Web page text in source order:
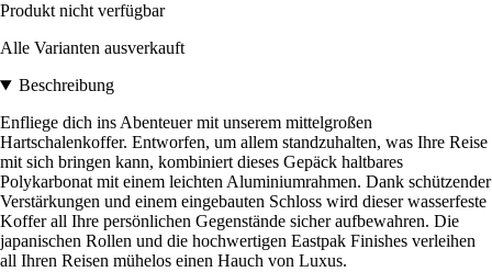
Produkt nicht verfügbar
Alle Varianten ausverkauft
Beschreibung
Enfliege dich ins Abenteuer mit unserem mittelgroßen
Hartschalenkoffer. Entworfen, um allem standzuhalten, was Ihre Reise
mit sich bringen kann, kombiniert dieses Gepäck haltbares
Polykarbonat mit einem leichten Aluminiumrahmen. Dank schützender
Verstärkungen und einem eingebauten Schloss wird dieser wasserfeste
Koffer all Ihre persönlichen Gegenstände sicher aufbewahren. Die
japanischen Rollen und die hochwertigen Eastpak Finishes verleihen
all Ihren Reisen mühelos einen Hauch von Luxus.